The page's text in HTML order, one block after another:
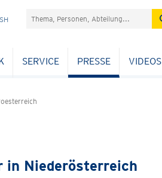
Suchefeld
SERVICE PRESSE VIDEOS
Niederösterreich